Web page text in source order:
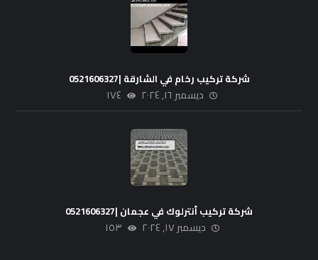
شركة تركيب رخام في الشارقة |0521606327
ديسمبر ١٦, ٢٠٢٤ ١٧٤
شركة تركيب أنترلوك في عجمان |0521606327
ديسمبر ١٧, ٢٠٢٤ ١٥٣